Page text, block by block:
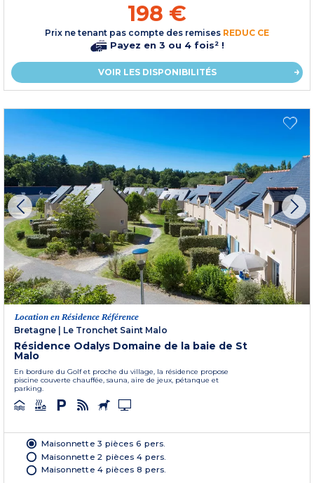
198 €
Prix ne tenant pas compte des remises REDUC CE
Payez en 3 ou 4 fois² !
VOIR LES DISPONIBILITÉS
Location en Résidence Référence
Bretagne
Le Tronchet Saint Malo
Résidence Odalys Domaine de la baie de St
Malo
En bordure du Golf et proche du village, la résidence propose
piscine couverte chauffée, sauna, aire de jeux, pétanque et
parking.
Maisonnette 3 pièces 6 pers.
Maisonnette 2 pièces 4 pers.
Maisonnette 4 pièces 8 pers.